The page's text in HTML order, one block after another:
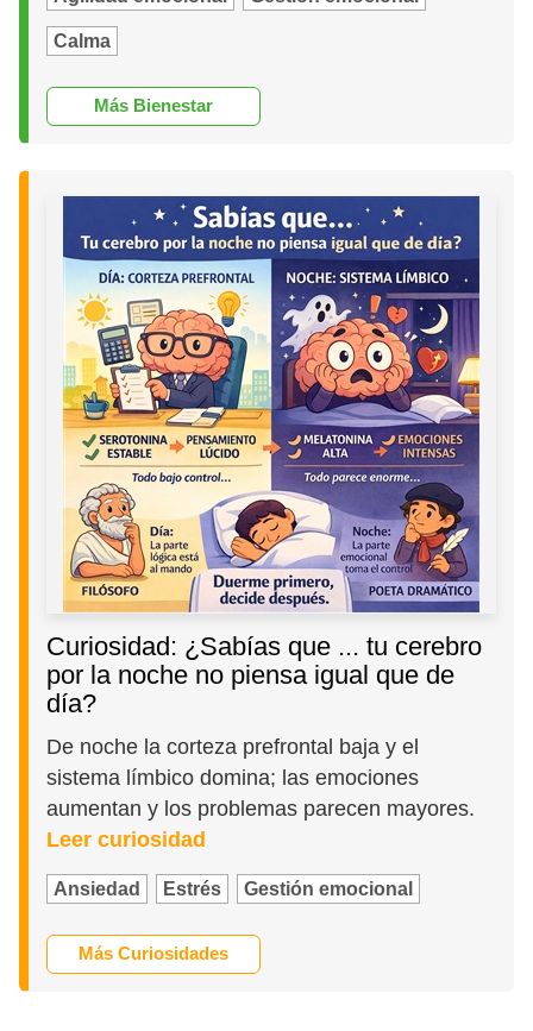
Calma
Más Bienestar
Curiosidad: ¿Sabías que ... tu cerebro
por la noche no piensa igual que de
día?
De noche la corteza prefrontal baja y el
sistema límbico domina; las emociones
aumentan y los problemas parecen mayores.
Leer curiosidad
Ansiedad Estrés Gestión emocional
Más Curiosidades